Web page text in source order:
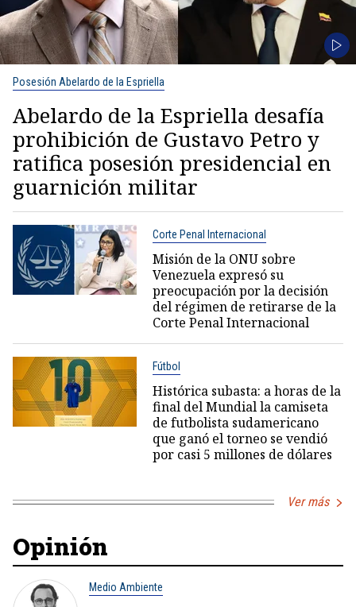
Posesión Abelardo de la Espriella
Abelardo de la Espriella desafía
prohibición de Gustavo Petro y
ratifica posesión presidencial en
guarnición militar
Corte Penal Internacional
Misión de la ONU sobre
Venezuela expresó su
preocupación por la decisión
del régimen de retirarse de la
Corte Penal Internacional
Fútbol
Histórica subasta: a horas de la
final del Mundial la camiseta
de futbolista sudamericano
que ganó el torneo se vendió
por casi 5 millones de dólares
Ver más
Opinión
Medio Ambiente